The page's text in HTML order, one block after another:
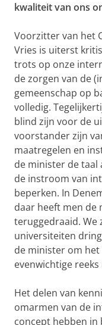
kwaliteit van ons
Voorzitter van het
Vries is uiterst
trots op onze
de zorgen van de
gemeenschap op
volledig.
blind zijn voor de
voorstander zijn
maatregelen en
de minister de
de instroom van
beperken. In
daar heeft men de
teruggedraaid. We
universiteiten
de minister om
evenwichtige
Het delen van
omarmen van de
concept hebben in